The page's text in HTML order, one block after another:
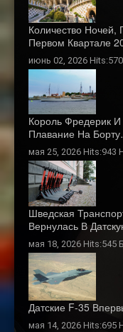
Количество
Первом Квартале
июнь 02, 2026 Hits:570
Король Фредерик
Плавание На
мая 25, 2026 Hits:943
Шведская
Вернулась В
мая 18, 2026 Hits:545
Датские F-35
мая 14, 2026 Hits:695